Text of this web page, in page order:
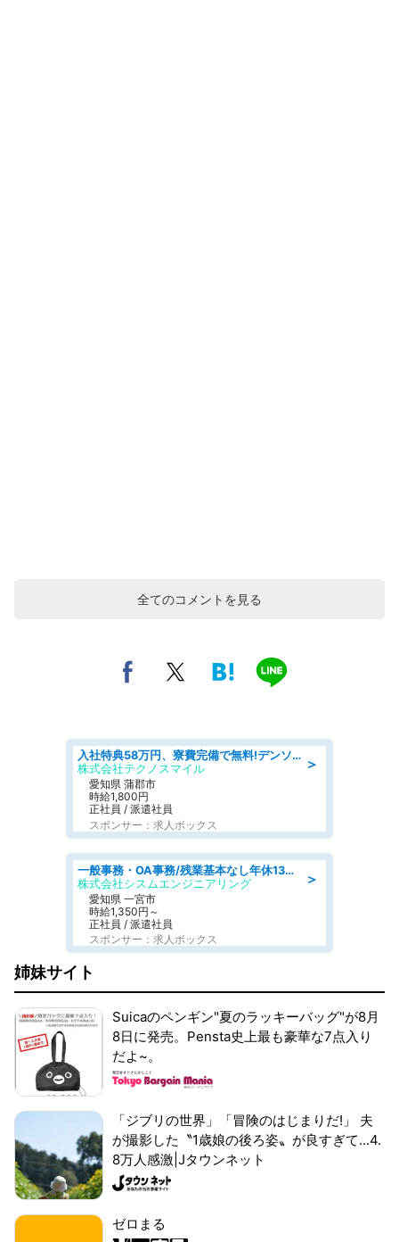
全てのコメントを見る
＞
入社特典58万円、寮費完備で無料!デンソーで働こう!自動車工場で小型部品の検査業務 denso aichi
株式会社テクノスマイル
愛知県 蒲郡市
時給1,800円
正社員 / 派遣社員
スポンサー：求人ボックス
＞
一般事務・OA事務/残業基本なし年休130日社保完備の一般・調達事務
株式会社シスムエンジニアリング
愛知県 一宮市
時給1,350円～
正社員 / 派遣社員
スポンサー：求人ボックス
姉妹サイト
Suicaのペンギン"夏のラッキーバッグ"が8月
8日に発売。Pensta史上最も豪華な7点入り
だよ~。
「ジブリの世界」「冒険のはじまりだ!」 夫
が撮影した〝1歳娘の後ろ姿〟が良すぎて...4.
8万人感激|Jタウンネット
ゼロまる